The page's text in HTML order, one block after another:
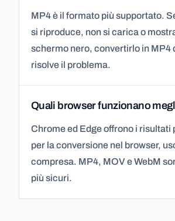
MP4 è il formato più supportato.
si riproduce, non si carica o
schermo nero, convertirlo in MP4
risolve il problema.
Quali browser funzionano
Chrome ed Edge offrono i risultati
per la conversione nel browser,
compresa. MP4, MOV e WebM
più sicuri.